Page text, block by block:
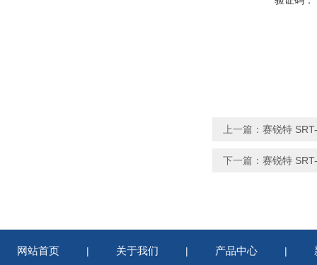
上一篇： 赛锐特
下一篇： 赛锐特
网站首页 | 关于我们 | 产品中心 |